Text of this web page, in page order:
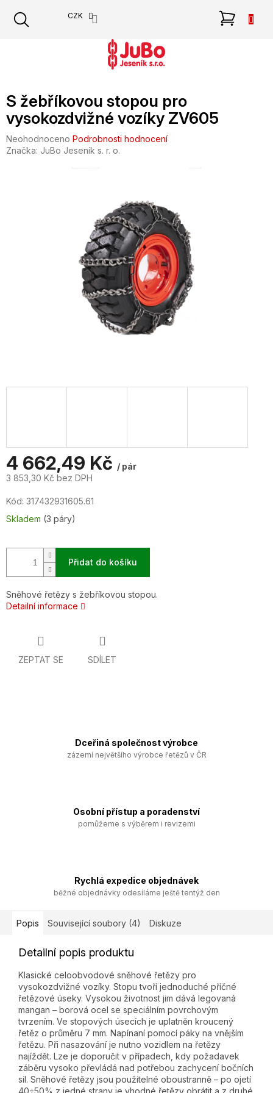
obsah
CZK
S žebříkovou stopou pro
vysokozdvižné vozíky ZV605
Průměrné
hodnocení
Neohodnoceno Podrobnosti hodnocení
Značka: JuBo Jeseník s. r. o.
4 662,49 Kč / pár
3 853,30 Kč bez DPH
cena:
Kód: 317432931605.61
Skladem (3 páry)
Přidat do košíku
Sněhové řetězy s žebříkovou stopou.
Detailní informace
ZEPTAT SE SDÍLET
Dceřiná společnost výrobce
zázemí největšího výrobce řetězů v ČR
Osobní přístup a poradenství
pomůžeme s výběrem i revizemi
Rychlá expedice objednávek
běžné objednávky odesíláme ještě tentýž den
Popis Související soubory (4) Diskuze
Detailní popis produktu
Klasické celoobvodové sněhové řetězy pro
vysokozdvižné vozíky. Stopu tvoří jednoduché příčné
řetězové úseky. Vysokou životnost jim dává legovaná
mangan – borová ocel se speciálním povrchovým
tvrzením. Ve stopových úsecích je uplatněn kroucený
řetěz o průměru 7 mm. Napínaní pomocí páky na vnějším
řetězu. Při nasazování je nutno vozidlem na řetězy
najíždět. Lze je doporučit v případech, kdy požadavek
záběru vysoko převládá nad potřebou zachycení bočních
sil. Sněhové řetězy jsou použitelné oboustranně – po ojetí
40÷50% z jedné strany je vhodné řetězy obrátit a z druhé